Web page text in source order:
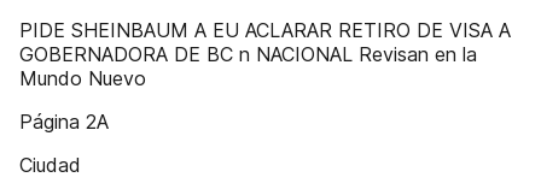
PIDE SHEINBAUM A EU ACLARAR RETIRO DE VISA A
GOBERNADORA DE BC n NACIONAL Revisan en la
Mundo Nuevo
Página 2A
Ciudad